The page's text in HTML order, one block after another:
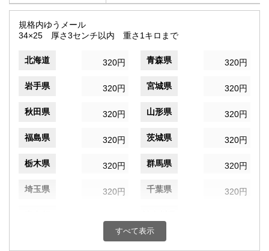
規格内ゆうメール
34×25 厚さ3センチ以内 重さ1キロまで
北海道 320円 青森県 320円
岩手県 320円 宮城県 320円
秋田県 320円 山形県 320円
福島県 320円 茨城県 320円
栃木県 320円 群馬県 320円
埼玉県 320円 千葉県 320円
320円 富山県
すべて表示